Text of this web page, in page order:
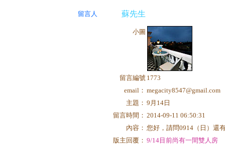
留言人 蘇先生
小圖
留言編號 1773
email： megacity8547@gmail.com
主題： 9月14日
留言時間： 2014-09-11 06:50:31
內容： 您好，請問0914（日）還
版主回覆： 9/14目前尚有一間雙人房